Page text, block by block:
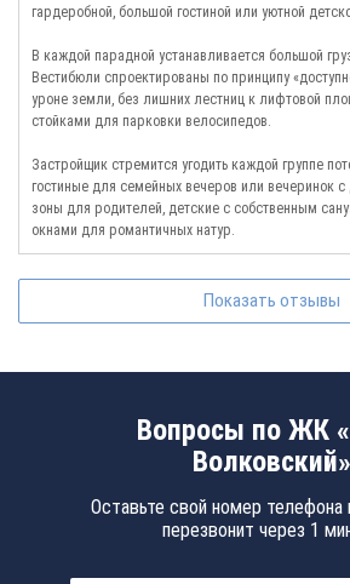
гардеробной, большой гостиной или уютной
В каждой парадной устанавливается большой
Вестибюли спроектированы по принципу
уроне земли, без лишних лестниц к лифтовой
стойками для парковки велосипедов.
Застройщик стремится угодить каждой группе
гостиные для семейных вечеров или вечеринок
зоны для родителей, детские с собственным
окнами для романтичных натур.
Показать отзывы
Вопросы по ЖК
Волковский»
Оставьте свой номер телефона
перезвонит через 1